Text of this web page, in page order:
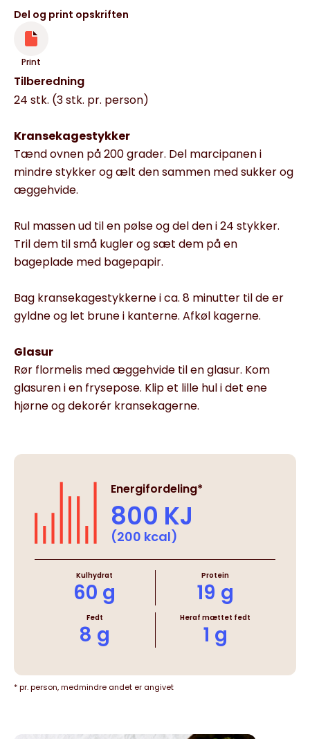
Del og print opskriften
Print
Tilberedning
24 stk. (3 stk. pr. person)
Kransekagestykker
Tænd ovnen på 200 grader. Del marcipanen i
mindre stykker og ælt den sammen med sukker og
æggehvide.
Rul massen ud til en pølse og del den i 24 stykker.
Tril dem til små kugler og sæt dem på en
bageplade med bagepapir.
Bag kransekagestykkerne i ca. 8 minutter til de er
gyldne og let brune i kanterne. Afkøl kagerne.
Glasur
Rør flormelis med æggehvide til en glasur. Kom
glasuren i en frysepose. Klip et lille hul i det ene
hjørne og dekorér kransekagerne.
Energifordeling*
800 KJ
(200 kcal)
Kulhydrat
60 g
Protein
19 g
Fedt
8 g
Heraf mættet fedt
1 g
* pr. person, medmindre andet er angivet